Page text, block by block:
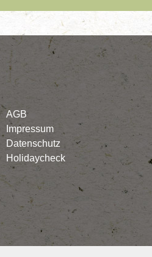
AGB
Impressum
Datenschutz
Holidaycheck